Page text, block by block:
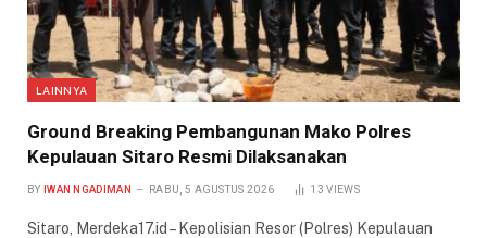
LAINNYA
Ground Breaking Pembangunan Mako Polres
Kepulauan Sitaro Resmi Dilaksanakan
BY IWAN NGADIMAN RABU, 5 AGUSTUS 2026 13VIEWS
Sitaro, Merdeka17.id – Kepolisian Resor (Polres) Kepulauan